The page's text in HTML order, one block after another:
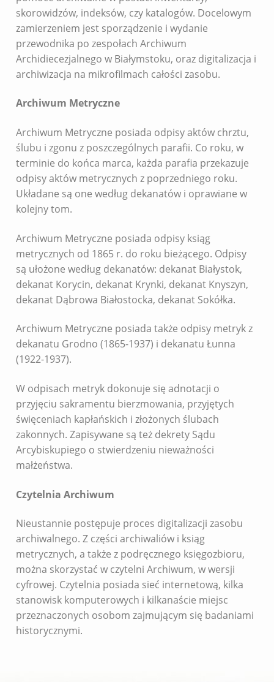
skorowidzów, indeksów, czy katalogów. Docelowym
zamierzeniem jest sporządzenie i wydanie
przewodnika po zespołach Archiwum
Archidiecezjalnego w Białymstoku, oraz digitalizacja i
archiwizacja na mikrofilmach całości zasobu.
Archiwum Metryczne
Archiwum Metryczne posiada odpisy aktów chrztu,
ślubu i zgonu z poszczególnych parafii. Co roku, w
terminie do końca marca, każda parafia przekazuje
odpisy aktów metrycznych z poprzedniego roku.
Układane są one według dekanatów i oprawiane w
kolejny tom.
Archiwum Metryczne posiada odpisy ksiąg
metrycznych od 1865 r. do roku bieżącego. Odpisy
są ułożone według dekanatów: dekanat Białystok,
dekanat Korycin, dekanat Krynki, dekanat Knyszyn,
dekanat Dąbrowa Białostocka, dekanat Sokółka.
Archiwum Metryczne posiada także odpisy metryk z
dekanatu Grodno (1865-1937) i dekanatu Łunna
(1922-1937).
W odpisach metryk dokonuje się adnotacji o
przyjęciu sakramentu bierzmowania, przyjętych
święceniach kapłańskich i złożonych ślubach
zakonnych. Zapisywane są też dekrety Sądu
Arcybiskupiego o stwierdzeniu nieważności
małżeństwa.
Czytelnia Archiwum
Nieustannie postępuje proces digitalizacji zasobu
archiwalnego. Z części archiwaliów i ksiąg
metrycznych, a także z podręcznego księgozbioru,
można skorzystać w czytelni Archiwum, w wersji
cyfrowej. Czytelnia posiada sieć internetową, kilka
stanowisk komputerowych i kilkanaście miejsc
przeznaczonych osobom zajmującym się badaniami
historycznymi.